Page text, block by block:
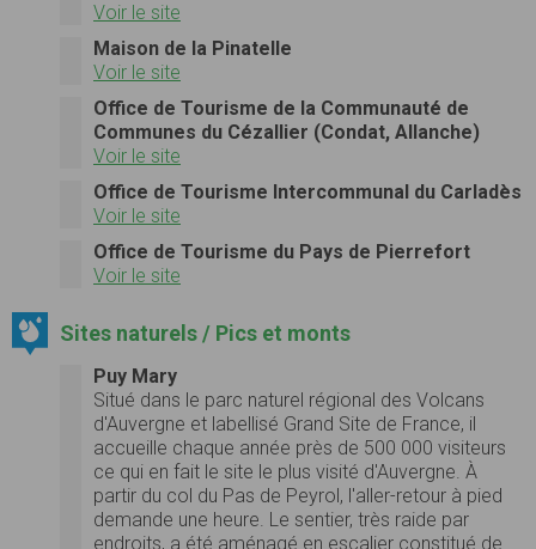
Voir le site
Maison de la Pinatelle
Voir le site
Office de Tourisme de la Communauté de
Communes du Cézallier (Condat, Allanche)
Voir le site
Office de Tourisme Intercommunal du Carladès
Voir le site
Office de Tourisme du Pays de Pierrefort
Voir le site
Sites naturels / Pics et monts
Puy Mary
Situé dans le parc naturel régional des Volcans
d'Auvergne et labellisé Grand Site de France, il
accueille chaque année près de 500 000 visiteurs
ce qui en fait le site le plus visité d'Auvergne. À
partir du col du Pas de Peyrol, l'aller-retour à pied
demande une heure. Le sentier, très raide par
endroits, a été aménagé en escalier constitué de